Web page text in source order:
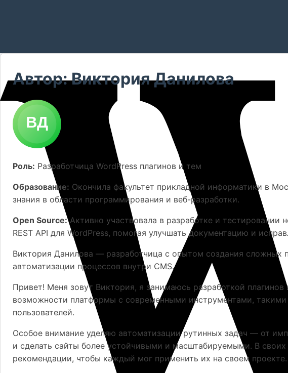
Автор: Виктория Данилова
Роль: Разработчица WordPress плагинов и тем
Образование: Окончила факультет прикладной информатики в
знания в области программирования и веб-разработки.
Open Source:Активно участвовала в разработке и тестировании
REST API для WordPress, помогая улучшать документацию и
Виктория Данилова — разработчица с опытом создания сложных
автоматизации процессов внутри CMS.
Привет! Меня зовут Виктория, я занимаюсь разработкой
возможности платформы с современными инструментами,
пользователей.
Особое внимание уделяю автоматизации рутинных задач — от
и сделать сайты более устойчивыми и масштабируемыми. В
рекомендации, чтобы каждый мог применить их на своем проекте.